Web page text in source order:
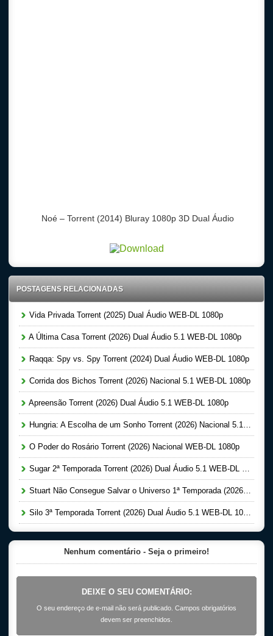
Noé – Torrent (2014) Bluray 1080p 3D Dual Áudio
POSTAGENS RELACIONADAS
Vida Privada Torrent (2025) Dual Áudio WEB-DL 1080p
A Última Casa Torrent (2026) Dual Áudio 5.1 WEB-DL 1080p
Raqqa: Spy vs. Spy Torrent (2024) Dual Áudio WEB-DL 1080p
Corrida dos Bichos Torrent (2026) Nacional 5.1 WEB-DL 1080p
Apreensão Torrent (2026) Dual Áudio 5.1 WEB-DL 1080p
Hungria: A Escolha de um Sonho Torrent (2026) Nacional 5.1 WEB-DL 1080p
O Poder do Rosário Torrent (2026) Nacional WEB-DL 1080p
Sugar 2ª Temporada Torrent (2026) Dual Áudio 5.1 WEB-DL 1080p
Stuart Não Consegue Salvar o Universo 1ª Temporada (2026) Dual Áudio 5.1 WEB-DL 1080p
Silo 3ª Temporada Torrent (2026) Dual Áudio 5.1 WEB-DL 1080p
Nenhum comentário - Seja o primeiro!
DEIXE O SEU COMENTÁRIO:
O seu endereço de e-mail não será publicado. Campos obrigatórios
devem ser preenchidos.